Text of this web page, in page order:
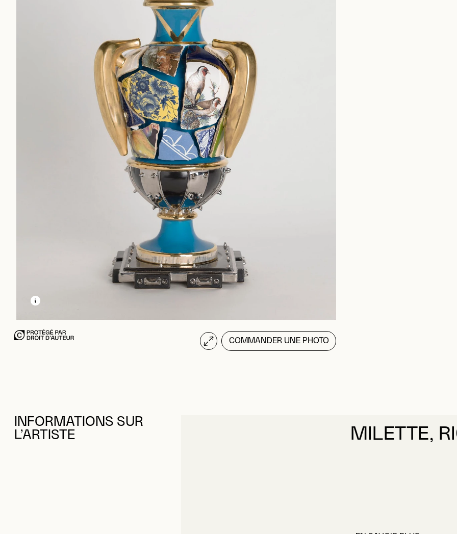
EN SAVOIR PLUS SUR CETTE IMAGE
COMMANDER UNE PHOTO
INFORMATIONS SUR
L’ARTISTE
MILETTE,
EN SAVOIR PLUS